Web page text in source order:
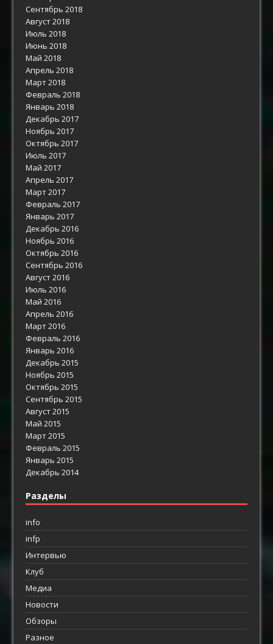
Сентябрь 2018
Август 2018
Июль 2018
Июнь 2018
Май 2018
Апрель 2018
Март 2018
Февраль 2018
Январь 2018
Декабрь 2017
Ноябрь 2017
Октябрь 2017
Июль 2017
Май 2017
Апрель 2017
Март 2017
Февраль 2017
Январь 2017
Декабрь 2016
Ноябрь 2016
Октябрь 2016
Сентябрь 2016
Август 2016
Июль 2016
Май 2016
Апрель 2016
Март 2016
Февраль 2016
Январь 2016
Декабрь 2015
Ноябрь 2015
Октябрь 2015
Сентябрь 2015
Август 2015
Май 2015
Март 2015
Февраль 2015
Январь 2015
Декабрь 2014
Разделы
info
infp
Интервью
Клуб
Медиа
Новости
Обзоры
Разное